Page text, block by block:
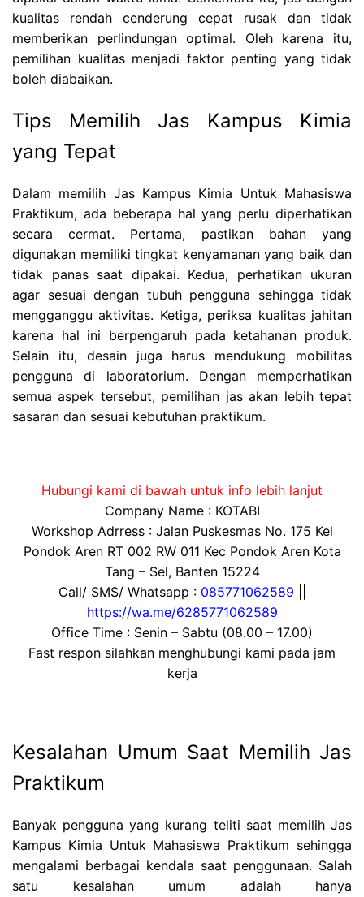
kualitas rendah cenderung cepat rusak dan tidak
memberikan perlindungan optimal. Oleh karena itu,
pemilihan kualitas menjadi faktor penting yang tidak
boleh diabaikan.
Tips Memilih Jas Kampus Kimia
yang Tepat
Dalam memilih Jas Kampus Kimia Untuk Mahasiswa
Praktikum, ada beberapa hal yang perlu diperhatikan
secara cermat. Pertama, pastikan bahan yang
digunakan memiliki tingkat kenyamanan yang baik dan
tidak panas saat dipakai. Kedua, perhatikan ukuran
agar sesuai dengan tubuh pengguna sehingga tidak
mengganggu aktivitas. Ketiga, periksa kualitas jahitan
karena hal ini berpengaruh pada ketahanan produk.
Selain itu, desain juga harus mendukung mobilitas
pengguna di laboratorium. Dengan memperhatikan
semua aspek tersebut, pemilihan jas akan lebih tepat
sasaran dan sesuai kebutuhan praktikum.
Hubungi kami di bawah untuk info lebih lanjut
Company Name : KOTABI
Workshop Adrress : Jalan Puskesmas No. 175 Kel
Pondok Aren RT 002 RW 011 Kec Pondok Aren Kota
Tang – Sel, Banten 15224
Call/ SMS/ Whatsapp : 085771062589
https://wa.me/6285771062589
Office Time : Senin – Sabtu (08.00 – 17.00)
Fast respon silahkan menghubungi kami pada jam
kerja
Kesalahan Umum Saat Memilih Jas
Praktikum
Banyak pengguna yang kurang teliti saat memilih Jas
Kampus Kimia Untuk Mahasiswa Praktikum sehingga
mengalami berbagai kendala saat penggunaan. Salah
satu kesalahan umum adalah hanya